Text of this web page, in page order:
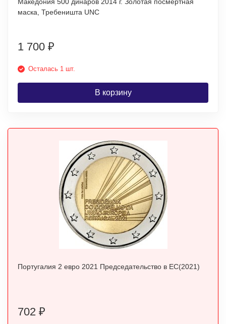
маска, Требеништа UNC
1 700 ₽
Осталась 1 шт.
В корзину
Португалия 2 евро 2021 Председательство в ЕС(2021)
702 ₽